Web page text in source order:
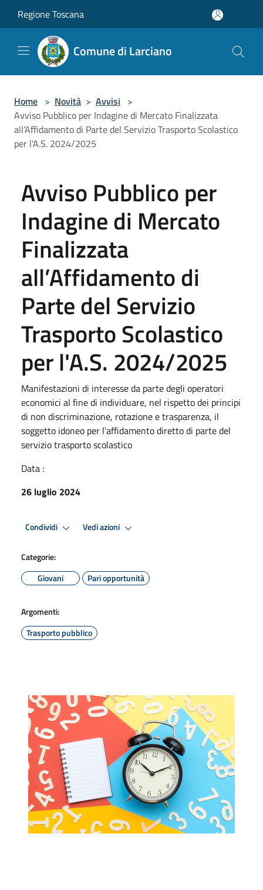
Regione Toscana
Comune di Larciano
Home > Novità > Avvisi >
Avviso Pubblico per Indagine di Mercato Finalizzata
all’Affidamento di Parte del Servizio Trasporto Scolastico
per l'A.S. 2024/2025
Avviso Pubblico per
Indagine di Mercato
Finalizzata
all’Affidamento di
Parte del Servizio
Trasporto Scolastico
per l'A.S. 2024/2025
Manifestazioni di interesse da parte degli operatori
economici al fine di individuare, nel rispetto dei principi
di non discriminazione, rotazione e trasparenza, il
soggetto idoneo per l’affidamento diretto di parte del
servizio trasporto scolastico
Data :
26 luglio 2024
Condividi Vedi azioni
Categorie:
Giovani
Pari opportunità
Argomenti:
Trasporto pubblico